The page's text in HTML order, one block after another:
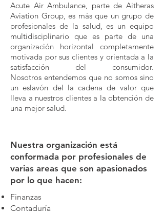
Acute Air Ambulance, parte de Aitheras
Aviation Group, es más que un grupo de
profesionales de la salud, es un equipo
multidisciplinario que es parte de una
organización horizontal completamente
motivada por sus clientes y orientada a la
satisfacción del consumidor.
Nosotros entendemos que no somos sino
un eslavón del la cadena de valor que
lleva a nuestros clientes a la obtención de
una mejor salud.
Nuestra organización está
conformada por profesionales de
varias areas que son apasionados
por lo que hacen:
Finanzas
Contaduría